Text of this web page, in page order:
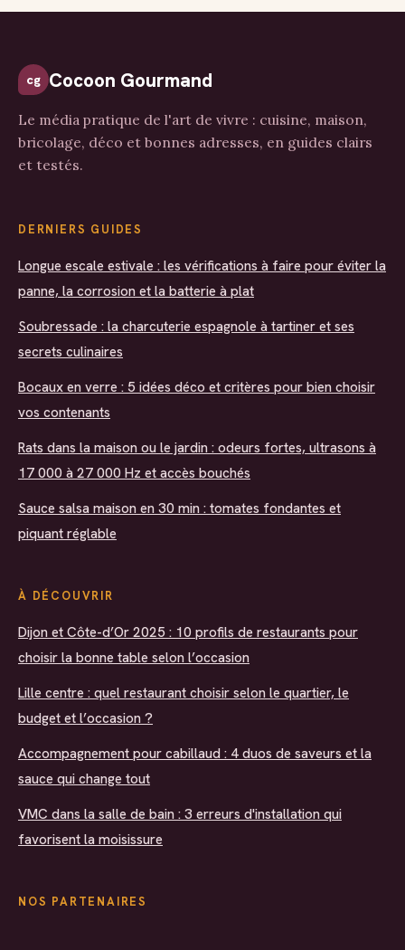
banc d’essai
votre facture
cg Cocoon Gourmand
Le média pratique de l'art de vivre : cuisine, maison,
bricolage, déco et bonnes adresses, en guides clairs
et testés.
DERNIERS GUIDES
Longue escale estivale : les vérifications à faire pour éviter la
panne, la corrosion et la batterie à plat
Soubressade : la charcuterie espagnole à tartiner et ses
secrets culinaires
Bocaux en verre : 5 idées déco et critères pour bien choisir
vos contenants
Rats dans la maison ou le jardin : odeurs fortes, ultrasons à
17 000 à 27 000 Hz et accès bouchés
Sauce salsa maison en 30 min : tomates fondantes et
piquant réglable
À DÉCOUVRIR
Dijon et Côte-d’Or 2025 : 10 profils de restaurants pour
choisir la bonne table selon l’occasion
Lille centre : quel restaurant choisir selon le quartier, le
budget et l’occasion ?
Accompagnement pour cabillaud : 4 duos de saveurs et la
sauce qui change tout
VMC dans la salle de bain : 3 erreurs d'installation qui
favorisent la moisissure
NOS PARTENAIRES